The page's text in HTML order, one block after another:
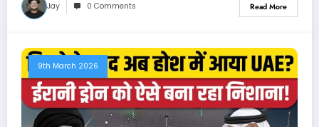
Jay 0 Comments Read More
9th March 2026